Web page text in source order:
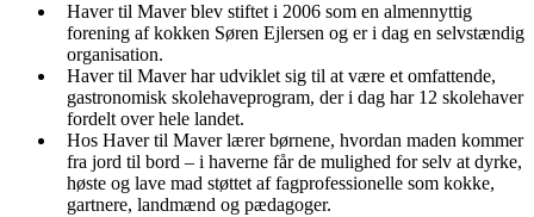
Haver til Maver blev stiftet i 2006 som en almennyttig
forening af kokken Søren Ejlersen og er i dag en selvstændig
organisation.
Haver til Maver har udviklet sig til at være et omfattende,
gastronomisk skolehaveprogram, der i dag har 12 skolehaver
fordelt over hele landet.
Hos Haver til Maver lærer børnene, hvordan maden kommer
fra jord til bord – i haverne får de mulighed for selv at dyrke,
høste og lave mad støttet af fagprofessionelle som kokke,
gartnere, landmænd og pædagoger.